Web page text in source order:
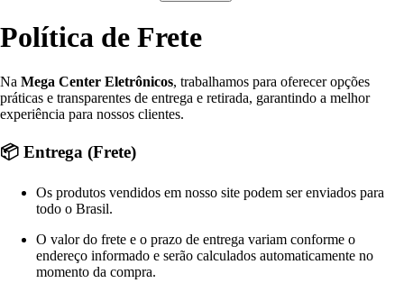
Política de Frete
Na Mega Center Eletrônicos, trabalhamos para oferecer opções
práticas e transparentes de entrega e retirada, garantindo a melhor
experiência para nossos clientes.
📦 Entrega (Frete)
Os produtos vendidos em nosso site podem ser enviados para
todo o Brasil.
O valor do frete e o prazo de entrega variam conforme o
endereço informado e serão calculados automaticamente no
momento da compra.